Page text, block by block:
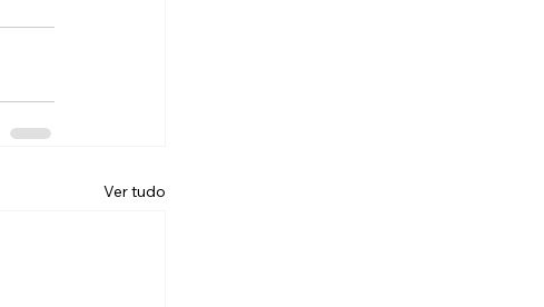
Ver tudo